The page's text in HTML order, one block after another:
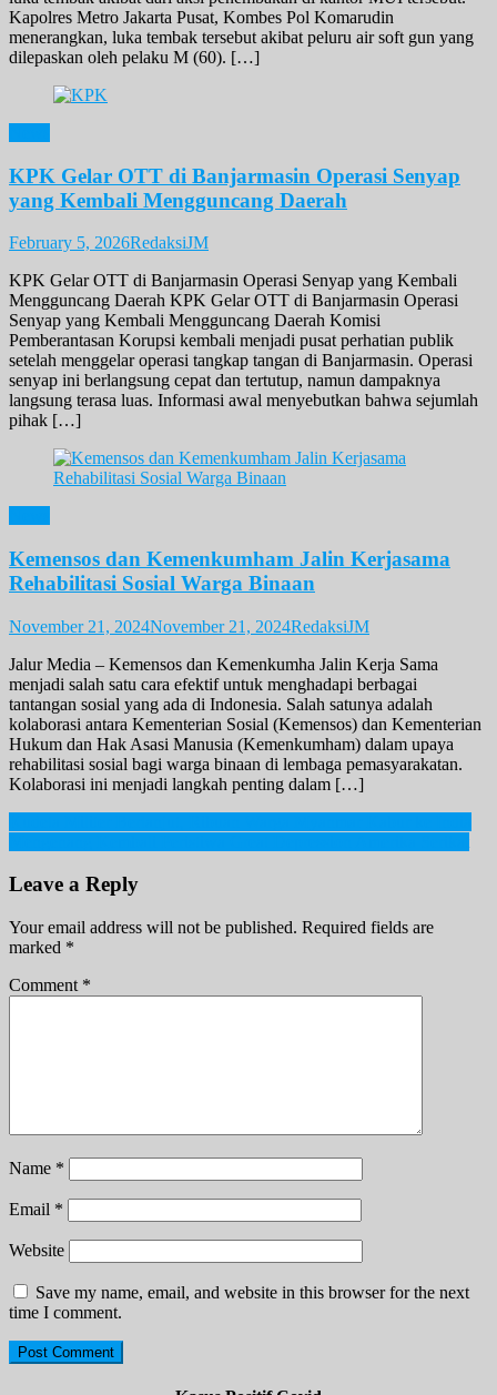
Kapolres Metro Jakarta Pusat, Kombes Pol Komarudin
menerangkan, luka tembak tersebut akibat peluru air soft gun yang
dilepaskan oleh pelaku M (60). […]
KPK Gelar OTT di Banjarmasin Operasi Senyap
yang Kembali Mengguncang Daerah
February 5, 2026RedaksiJM
KPK Gelar OTT di Banjarmasin Operasi Senyap yang Kembali
Mengguncang Daerah KPK Gelar OTT di Banjarmasin Operasi
Senyap yang Kembali Mengguncang Daerah Komisi
Pemberantasan Korupsi kembali menjadi pusat perhatian publik
setelah menggelar operasi tangkap tangan di Banjarmasin. Operasi
senyap ini berlangsung cepat dan tertutup, namun dampaknya
langsung terasa luas. Informasi awal menyebutkan bahwa sejumlah
pihak […]
Kemensos dan Kemenkumham Jalin Kerjasama
Rehabilitasi Sosial Warga Binaan
November 21, 2024November 21, 2024RedaksiJM
Jalur Media – Kemensos dan Kemenkumha Jalin Kerja Sama
menjadi salah satu cara efektif untuk menghadapi berbagai
tantangan sosial yang ada di Indonesia. Salah satunya adalah
kolaborasi antara Kementerian Sosial (Kemensos) dan Kementerian
Hukum dan Hak Asasi Manusia (Kemenkumham) dalam upaya
rehabilitasi sosial bagi warga binaan di lembaga pemasyarakatan.
Kolaborasi ini menjadi langkah penting dalam […]
Post
navigation
Leave a Reply
Your email address will not be published. Required fields are
marked *
Comment *
Name *
Email *
Website
Save my name, email, and website in this browser for the next
time I comment.